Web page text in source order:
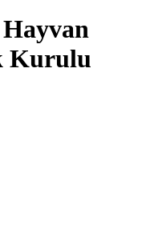
Kurulu